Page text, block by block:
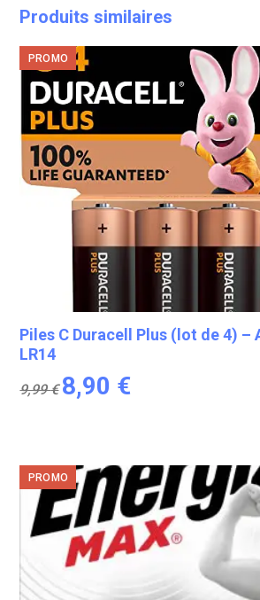
Produits similaires
PROMO
Piles C Duracell Plus (lot de 4) –
LR14
9,99€
Le
prix
8,90 €
PROMO